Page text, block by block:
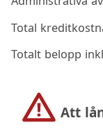
Total
Totalt belopp
Att